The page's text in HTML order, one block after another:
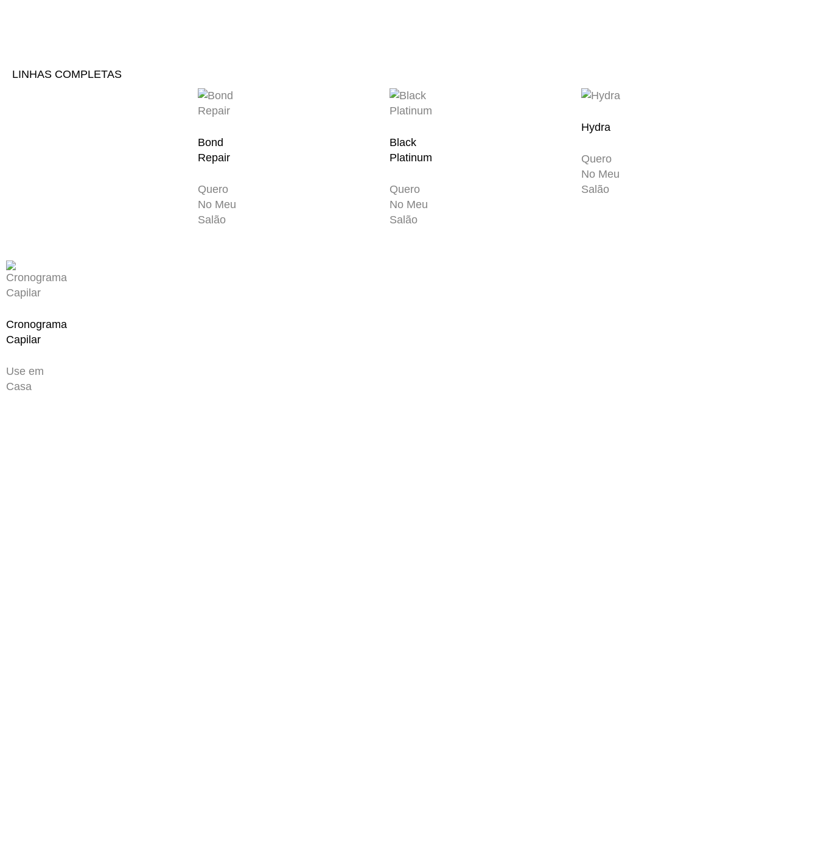
LINHAS COMPLETAS
Bond
Repair
Quero
No Meu
Salão
Black
Platinum
Quero
No Meu
Salão
Hydra
Quero
No Meu
Salão
Cronograma
Capilar
Use em
Casa